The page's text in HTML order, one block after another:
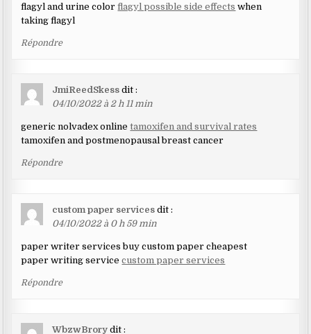
flagyl and urine colorflagyl possible side effects when
taking flagyl
Répondre
JmiReedSkess dit :
04/10/2022 à 2 h 11 min
generic nolvadex onlinetamoxifen and survival rates
tamoxifen and postmenopausal breast cancer
Répondre
custom paper services dit :
04/10/2022 à 0 h 59 min
paper writer services buy custom paper cheapest
paper writing servicecustom paper services
Répondre
WbzwBrory dit :